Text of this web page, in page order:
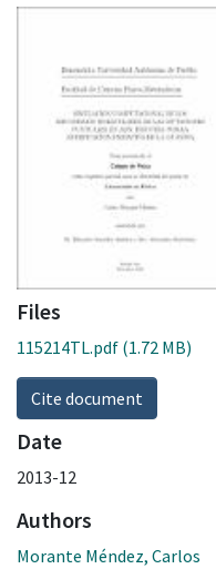
Files
115214TL.pdf (1.72 MB)
Cite document
Date
2013-12
Authors
Morante Méndez, Carlos